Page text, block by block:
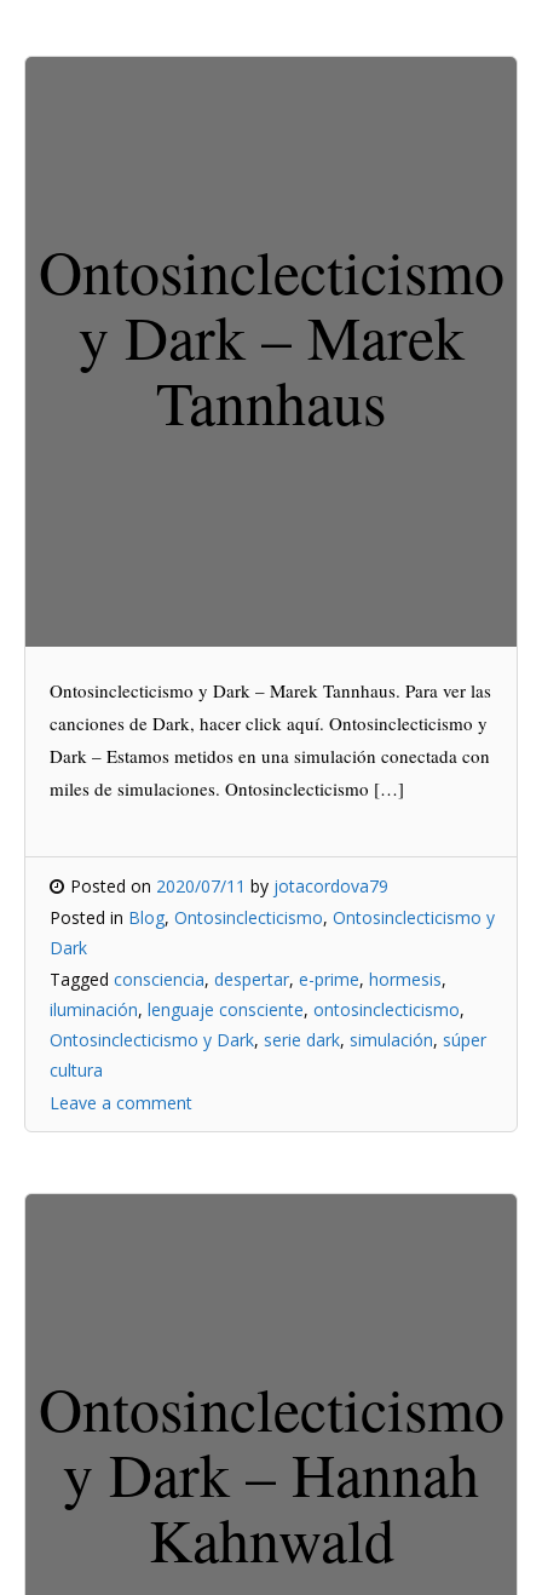
Ontosinclecticismo
y Dark – Marek
Tannhaus
Ontosinclecticismo y Dark – Marek Tannhaus. Para ver las
canciones de Dark, hacer click aquí. Ontosinclecticismo y
Dark – Estamos metidos en una simulación conectada con
miles de simulaciones. Ontosinclecticismo […]
Posted on 2020/07/11 by jotacordova79
Posted in Blog, Ontosinclecticismo, Ontosinclecticismo y
Dark
Tagged consciencia, despertar, e-prime, hormesis,
iluminación, lenguaje consciente, ontosinclecticismo,
Ontosinclecticismo y Dark, serie dark, simulación, súper
cultura
Leave a comment
Ontosinclecticismo
y Dark – Hannah
Kahnwald